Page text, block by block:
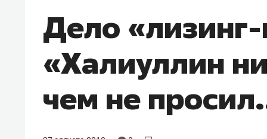
Дело
«Халиуллин
чем не
Василь Мазитов
МАРТ
«Не зная местных
правил, бизнес может
потерять минимум
полгода»